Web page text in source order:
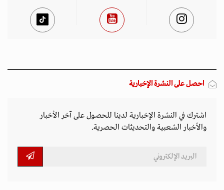
احصل على النشرة الإخبارية
اشترك في النشرة الإخبارية لدينا للحصول على آخر الأخبار
والأخبار الشعبية والتحديثات الحصرية.